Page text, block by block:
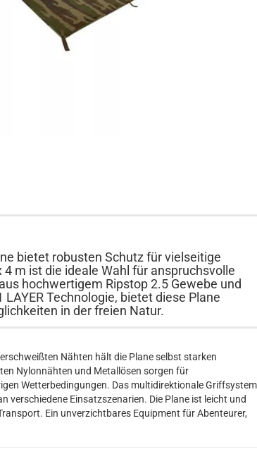
bietet robusten Schutz für vielseitige
m ist die ideale Wahl für anspruchsvolle
hochwertigem Ripstop 2.5 Gewebe und
Technologie, bietet diese Plane
in der freien Natur.
Nähten hält die Plane selbst starken
Nylonnähten und Metallösen sorgen für
Wetterbedingungen. Das multidirektionale Griffsystem
verschiedene Einsatzszenarien. Die Plane ist leicht und
Ein unverzichtbares Equipment für Abenteurer,